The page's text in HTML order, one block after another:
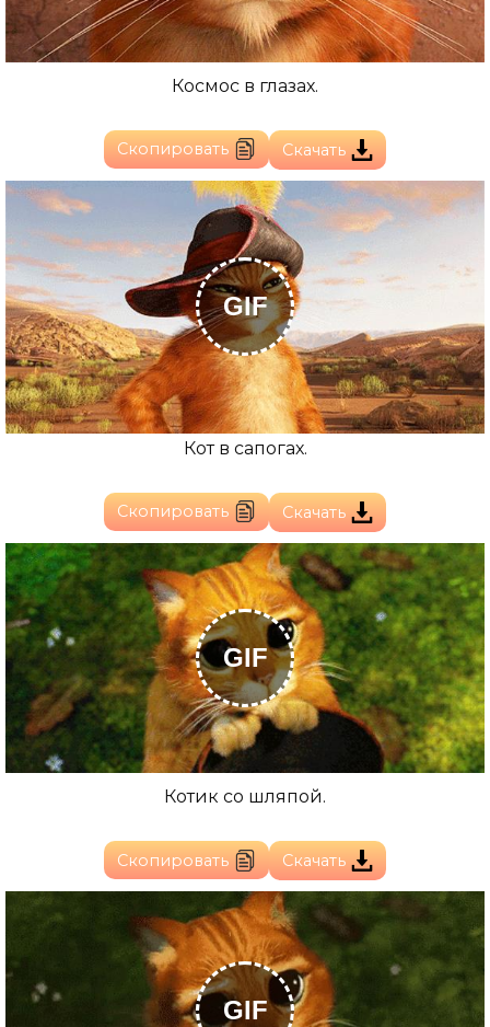
Космос в глазах.
Скопировать Скачать
GIF
Кот в сапогах.
Скопировать Скачать
GIF
Котик со шляпой.
Скопировать Скачать
GIF